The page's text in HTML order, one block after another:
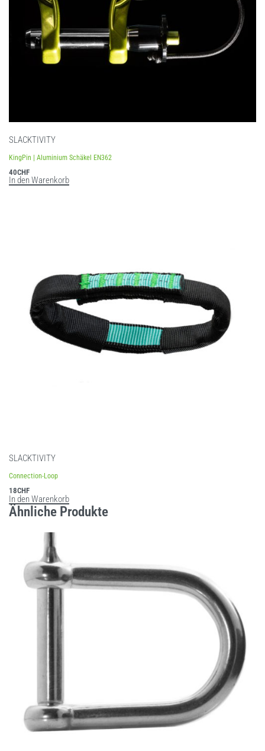
SLACKTIVITY
KingPin | Aluminium Schäkel EN362
40CHF
In den Warenkorb
SLACKTIVITY
Connection-Loop
18CHF
In den Warenkorb
Ähnliche Produkte